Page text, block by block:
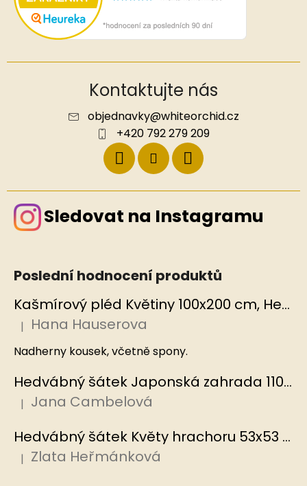
Kontaktujte nás
objednavky@whiteorchid.cz
+420 792 279 209
Sledovat na Instagramu
Poslední hodnocení produktů
Kašmírový pléd Květiny 100x200 cm, Hedvábný svět
Hodnocení produktu je 5 z 5 hvězdiček.
| Hana Hauserova
Nadherny kousek, včetně spony.
Hedvábný šátek Japonská zahrada 110x110 cm v dárkovém balení, HEDVÁBNÝ SVĚT
Hodnocení produktu je 5 z 5 hvězdiček.
| Jana Cambelová
Hedvábný šátek Květy hrachoru 53x53 cm v dárkovém balení, HEDVÁBNÝ SVĚT
Hodnocení produktu je 5 z 5 hvězdiček.
| Zlata Heřmánková